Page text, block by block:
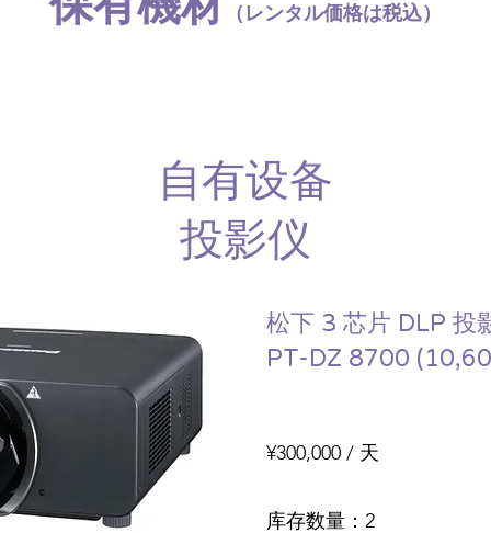
（レンタル価格は税込）
自有设备
投影仪
松下 3 芯片 DLP 投
PT-DZ 8700
¥300,000 / 天
​库存数量：2